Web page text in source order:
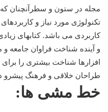
مجله در ستون و سطرآنچنان
تکنولوژی مورد نیاز و
کاربردی می باشد. کتابهای
و آینده شناخت فراوان جامعه
افزارها شناخت بیشتری را
طراحان خلاقی و فرهنگ پیشرو
خط مشی ها: